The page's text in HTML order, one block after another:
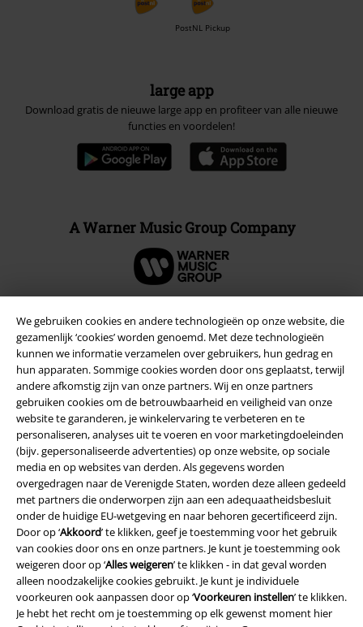
We gebruiken cookies en andere technologieën op onze website, die
gezamenlijk ‘cookies’ worden genoemd. Met deze technologieën
kunnen we informatie verzamelen over gebruikers, hun gedrag en
hun apparaten. Sommige cookies worden door ons geplaatst, terwijl
andere afkomstig zijn van onze partners. Wij en onze partners
gebruiken cookies om de betrouwbaarheid en veiligheid van onze
website te garanderen, je winkelervaring te verbeteren en te
personaliseren, analyses uit te voeren en voor marketingdoeleinden
(bijv. gepersonaliseerde advertenties) op onze website, op sociale
media en op websites van derden. Als gegevens worden
overgedragen naar de Verenigde Staten, worden deze alleen gedeeld
met partners die onderworpen zijn aan een adequaatheidsbesluit
onder de huidige EU-wetgeving en naar behoren gecertificeerd zijn.
Door op ‘Akkoord’ te klikken, geef je toestemming voor het gebruik
van cookies door ons en onze partners. Je kunt je toestemming ook
weigeren door op ‘Alles weigeren’ te klikken - in dat geval worden
alleen noodzakelijke cookies gebruikt. Je kunt je individuele
voorkeuren ook aanpassen door op ‘Voorkeuren instellen’ te klikken.
Je hebt het recht om je toestemming op elk gewenst moment hier
PostNL Pickup
large app
Download gratis de nieuwe large app en profiteer van alle nieuwe
functies en voordelen!
A Warner Music Group Company
Beveiliging
Legal
Algemene Voorwaarden